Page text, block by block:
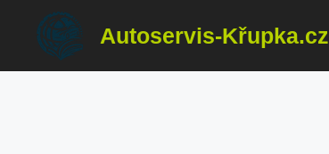
Přeskočit
Autoservis-Křupka.cz